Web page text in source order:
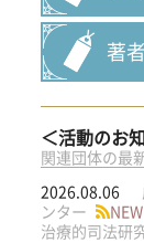
著
＜活動のお
関連団体の最
2026.08.06
ンター
NEW